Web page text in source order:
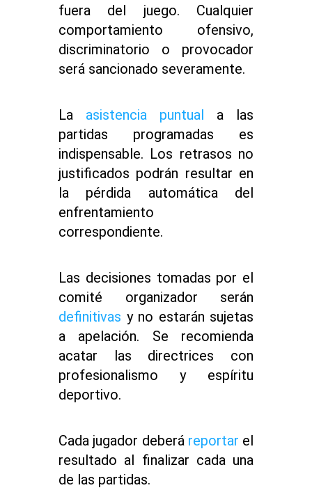
fuera del juego. Cualquier
comportamiento ofensivo,
discriminatorio o provocador
será sancionado severamente.
La asistencia puntual a las
partidas programadas es
indispensable. Los retrasos no
justificados podrán resultar en
la pérdida automática del
enfrentamiento
correspondiente.
Las decisiones tomadas por el
comité organizador serán
definitivas y no estarán sujetas
a apelación. Se recomienda
acatar las directrices con
profesionalismo y espíritu
deportivo.
Cada jugador deberá reportar el
resultado al finalizar cada una
de las partidas.